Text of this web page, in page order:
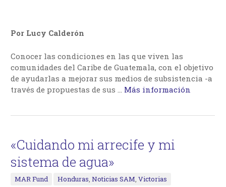
Por Lucy Calderón
Conocer las condiciones en las que viven las
comunidades del Caribe de Guatemala, con el objetivo
de ayudarlas a mejorar sus medios de subsistencia -a
través de propuestas de sus … Más información
«Cuidando mi arrecife y mi
sistema de agua»
MAR Fund Honduras,Noticias SAM,Victorias